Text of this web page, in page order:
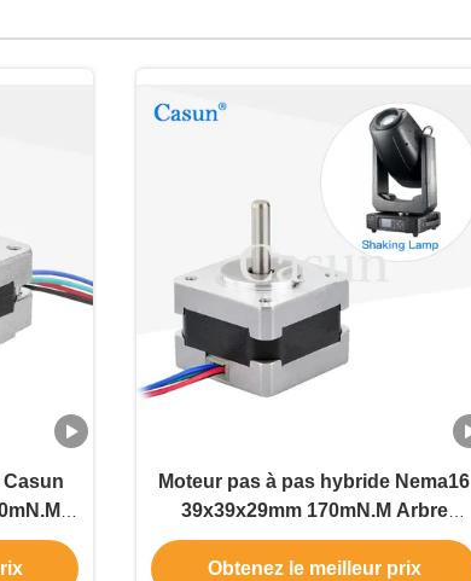
Moteur pas à pas hybride Nema16
39x39x29mm 170mN.M Arbre
24mm Personnaliser
Obtenez le meilleur prix